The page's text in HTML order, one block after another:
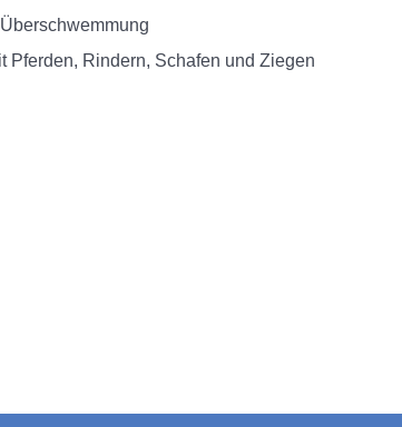
Rindern, Schafen und Ziegen